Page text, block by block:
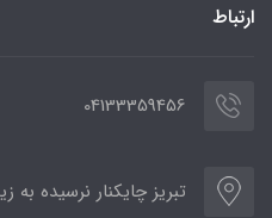
ارتباط
04133359456
تبریز چایکنار نرسیده به